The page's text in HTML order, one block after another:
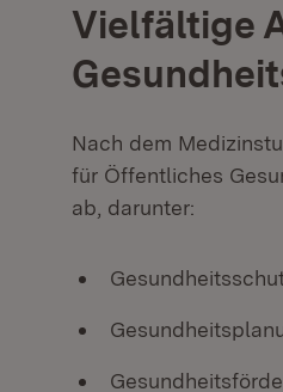
Vielfältige
Nach dem
für Öffentliches
ab, darunter: